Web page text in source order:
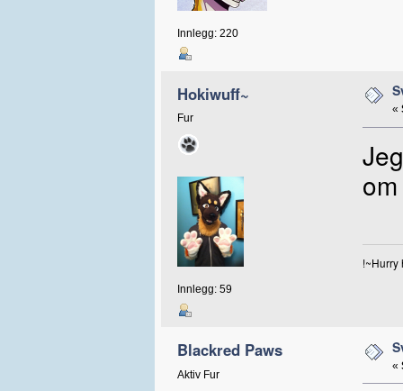
Innlegg: 220
Hokiwuff~
Fur
Innlegg: 59
«
!~Hurry
Blackred Paws
Aktiv Fur
«